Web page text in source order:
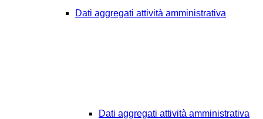
Dati aggregati attività amministrativa
Dati aggregati attività amministrativa